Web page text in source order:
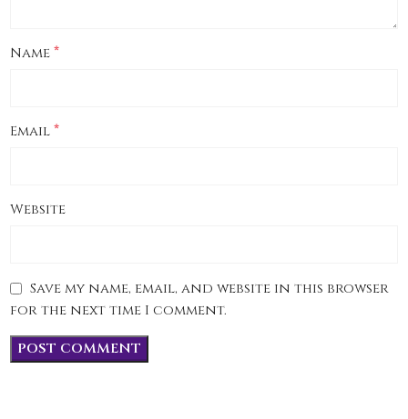
Name*
Email*
Website
Save my name, email, and website in this browser
for the next time I comment.